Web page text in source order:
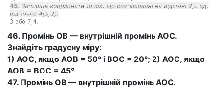
46. Промінь ОВ — внутрішній промінь АОС.
Знайдіть градусну міру:
1) АОС, якщо АОВ = 50° і ВОС = 20°; 2) АОС, якщо
АОВ = ВОС = 45°
47. Промінь ОВ — внутрішній промінь АОС.